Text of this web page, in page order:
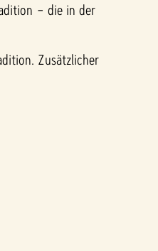
– die in der
Zusätzlicher